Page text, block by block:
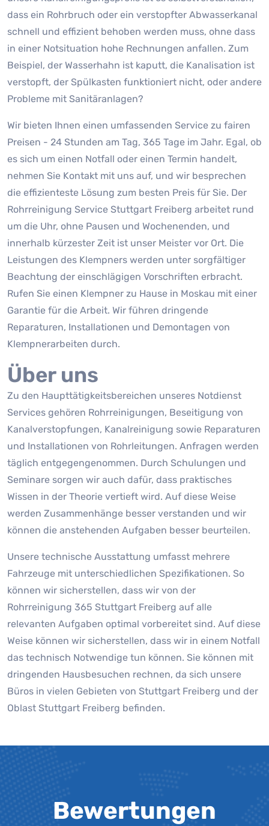
dass ein Rohrbruch oder ein verstopfter Abwasserkanal
schnell und effizient behoben werden muss, ohne dass
in einer Notsituation hohe Rechnungen anfallen. Zum
Beispiel, der Wasserhahn ist kaputt, die Kanalisation ist
verstopft, der Spülkasten funktioniert nicht, oder andere
Probleme mit Sanitäranlagen?
Wir bieten Ihnen einen umfassenden Service zu fairen
Preisen - 24 Stunden am Tag, 365 Tage im Jahr. Egal, ob
es sich um einen Notfall oder einen Termin handelt,
nehmen Sie Kontakt mit uns auf, und wir besprechen
die effizienteste Lösung zum besten Preis für Sie. Der
Rohrreinigung Service Stuttgart Freiberg arbeitet rund
um die Uhr, ohne Pausen und Wochenenden, und
innerhalb kürzester Zeit ist unser Meister vor Ort. Die
Leistungen des Klempners werden unter sorgfältiger
Beachtung der einschlägigen Vorschriften erbracht.
Rufen Sie einen Klempner zu Hause in Moskau mit einer
Garantie für die Arbeit. Wir führen dringende
Reparaturen, Installationen und Demontagen von
Klempnerarbeiten durch.
Über uns
Zu den Haupttätigkeitsbereichen unseres Notdienst
Services gehören Rohrreinigungen, Beseitigung von
Kanalverstopfungen, Kanalreinigung sowie Reparaturen
und Installationen von Rohrleitungen. Anfragen werden
täglich entgegengenommen. Durch Schulungen und
Seminare sorgen wir auch dafür, dass praktisches
Wissen in der Theorie vertieft wird. Auf diese Weise
werden Zusammenhänge besser verstanden und wir
können die anstehenden Aufgaben besser beurteilen.
Unsere technische Ausstattung umfasst mehrere
Fahrzeuge mit unterschiedlichen Spezifikationen. So
können wir sicherstellen, dass wir von der
Rohrreinigung 365 Stuttgart Freiberg auf alle
relevanten Aufgaben optimal vorbereitet sind. Auf diese
Weise können wir sicherstellen, dass wir in einem Notfall
das technisch Notwendige tun können. Sie können mit
dringenden Hausbesuchen rechnen, da sich unsere
Büros in vielen Gebieten von Stuttgart Freiberg und der
Oblast Stuttgart Freiberg befinden.
Bewertungen